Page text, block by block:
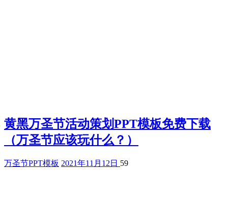
黄黑万圣节活动策划PPT模板免费下载
（万圣节应该玩什么？）
万圣节PPT模板 2021年11月12日 59